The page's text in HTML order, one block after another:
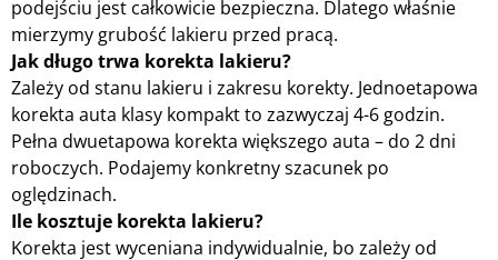
podejściu jest całkowicie bezpieczna. Dlatego właśnie
mierzymy grubość lakieru przed pracą.
Jak długo trwa korekta lakieru?
Zależy od stanu lakieru i zakresu korekty. Jednoetapowa
korekta auta klasy kompakt to zazwyczaj 4-6 godzin.
Pełna dwuetapowa korekta większego auta – do 2 dni
roboczych. Podajemy konkretny szacunek po
oględzinach.
Ile kosztuje korekta lakieru?
Korekta jest wyceniana indywidualnie, bo zależy od